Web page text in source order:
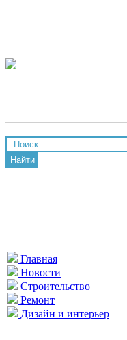
Найти
Главная
Новости
Строительство
Ремонт
Дизайн и интерьер